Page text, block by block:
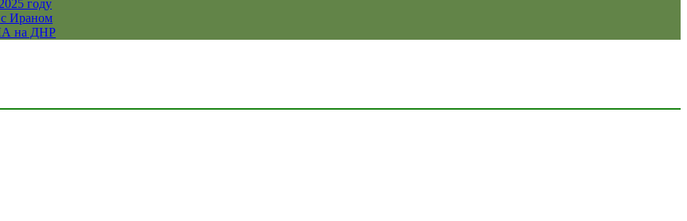
году
Ираном
на ДНР